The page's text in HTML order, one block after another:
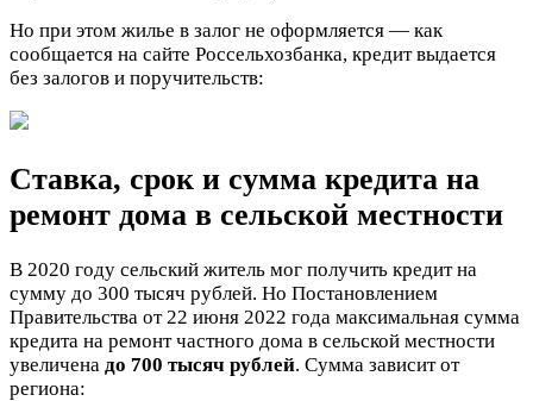
Но при этом жилье в залог не оформляется — как
сообщается на сайте Россельхозбанка, кредит выдается
без залогов и поручительств:
Ставка, срок и сумма кредита на
ремонт дома в сельской местности
В 2020 году сельский житель мог получить кредит на
сумму до 300 тысяч рублей. Но Постановлением
Правительства от 22 июня 2022 года максимальная сумма
кредита на ремонт частного дома в сельской местности
увеличена до 700 тысяч рублей. Сумма зависит от
региона: